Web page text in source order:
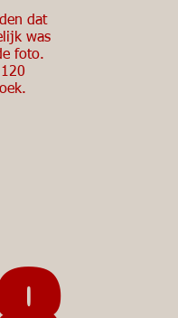
dat
was
foto.